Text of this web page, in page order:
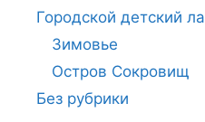
Городской детский
Зимовье
Остров Сокровищ
Без рубрики